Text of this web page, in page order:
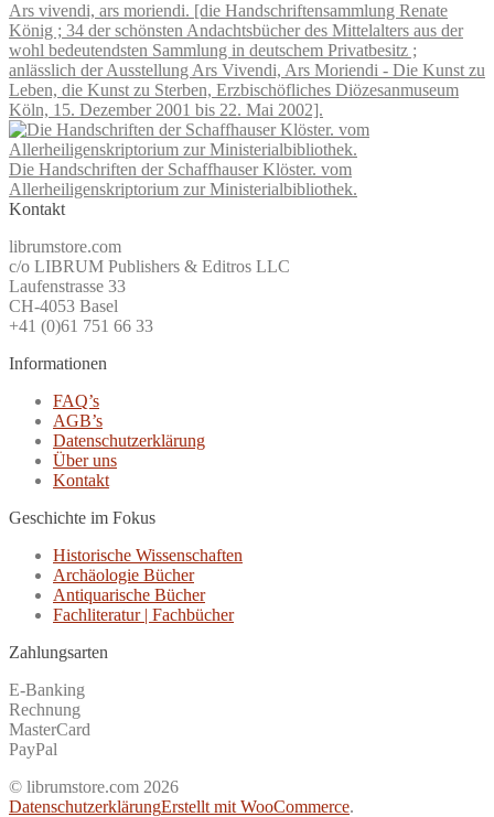
Ars vivendi, ars moriendi. [die Handschriftensammlung Renate
König ; 34 der schönsten Andachtsbücher des Mittelalters aus der
wohl bedeutendsten Sammlung in deutschem Privatbesitz ;
anlässlich der Ausstellung Ars Vivendi, Ars Moriendi - Die Kunst zu
Leben, die Kunst zu Sterben, Erzbischöfliches Diözesanmuseum
Köln, 15. Dezember 2001 bis 22. Mai 2002].
Die Handschriften der Schaffhauser Klöster. vom
Allerheiligenskriptorium zur Ministerialbibliothek.
Kontakt
librumstore.com
c/o LIBRUM Publishers & Editros LLC
Laufenstrasse 33
CH-4053 Basel
+41 (0)61 751 66 33
Informationen
FAQ’s
AGB’s
Datenschutzerklärung
Über uns
Kontakt
Geschichte im Fokus
Historische Wissenschaften
Archäologie Bücher
Antiquarische Bücher
Fachliteratur | Fachbücher
Zahlungsarten
E-Banking
Rechnung
MasterCard
PayPal
© librumstore.com 2026
DatenschutzerklärungErstellt mit WooCommerce.